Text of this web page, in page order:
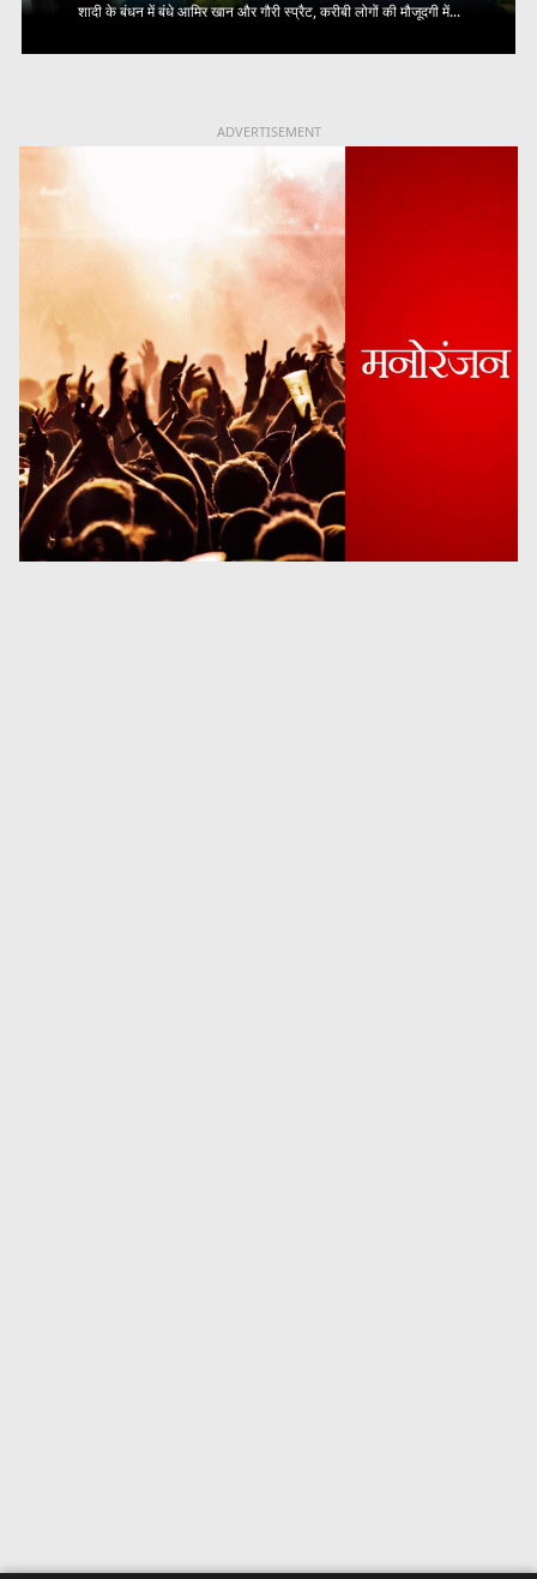
शादी के बंधन में बंधे आमिर खान और गौरी स्प्रैट, करीबी लोगों की मौजूदगी में...
ADVERTISEMENT